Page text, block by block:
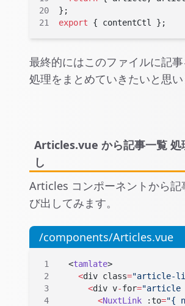
};
export { contentCtl };
最終的にはこのファイルに記
処理をまとめていきたいと思い
Articles.vue から記事一覧 処
し
Articles コンポーネントから記
び出してみます。
/components/Articles.vue
  <
tamlate>
    <
div class="article-
      <
div v-for="article
        <
NuxtLink :to="{